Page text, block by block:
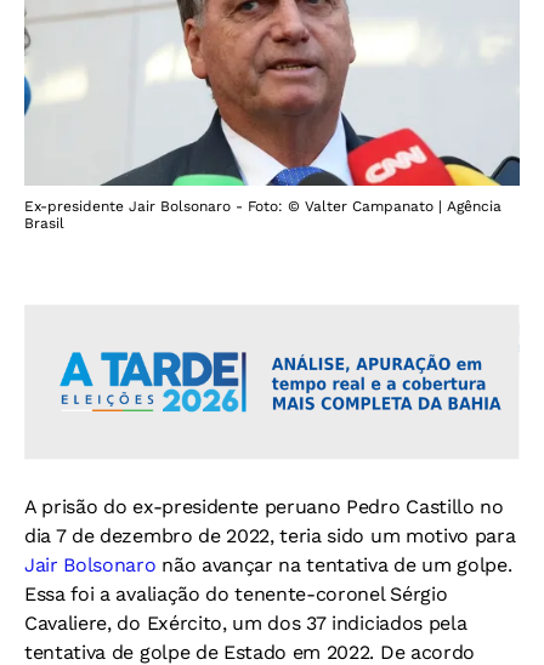
Ex-presidente Jair Bolsonaro - Foto: © Valter Campanato | Agência
Brasil
A prisão do ex-presidente peruano Pedro Castillo no
dia 7 de dezembro de 2022, teria sido um motivo para
Jair Bolsonaro não avançar na tentativa de um golpe.
Essa foi a avaliação do tenente-coronel Sérgio
Cavaliere, do Exército, um dos 37 indiciados pela
tentativa de golpe de Estado em 2022. De acordo